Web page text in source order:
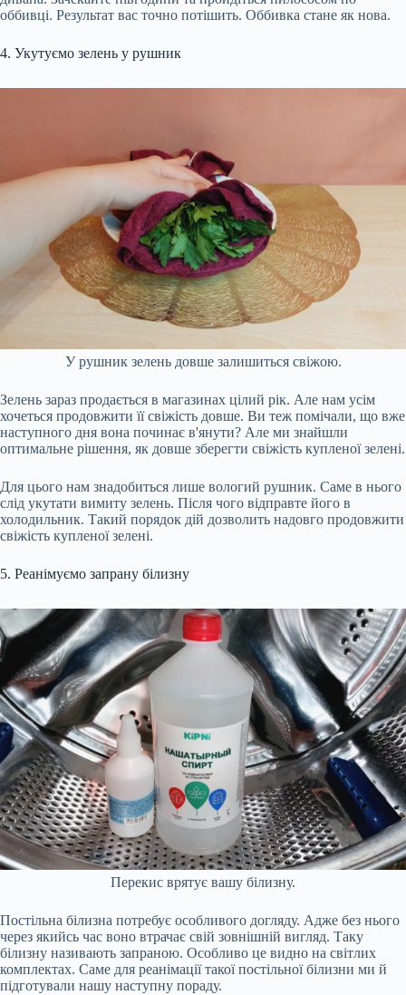
оббивці. Результат вас точно потішить. Оббивка стане як нова.
4. Укутуємо зелень у рушник
У рушник зелень довше залишиться свіжою.
Зелень зараз продається в магазинах цілий рік. Але нам усім
хочеться продовжити її свіжість довше. Ви теж помічали, що вже
наступного дня вона починає в'янути? Але ми знайшли
оптимальне рішення, як довше зберегти свіжість купленої зелені.
Для цього нам знадобиться лише вологий рушник. Саме в нього
слід укутати вимиту зелень. Після чого відправте його в
холодильник. Такий порядок дій дозволить надовго продовжити
свіжість купленої зелені.
5. Реанімуємо запрану білизну
Перекис врятує вашу білизну.
Постільна білизна потребує особливого догляду. Адже без нього
через якийсь час воно втрачає свій зовнішній вигляд. Таку
білизну називають запраною. Особливо це видно на світлих
комплектах. Саме для реанімації такої постільної білизни ми й
підготували нашу наступну пораду.